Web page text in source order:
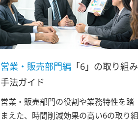
営業・販売部門編 「6」の取り組み
手法ガイド
営業・販売部門の役割や業務特性を踏
まえた、時間削減効果の高い6の取り組